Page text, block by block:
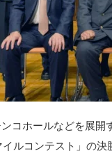
コホールなどを展
ルコンテスト」の